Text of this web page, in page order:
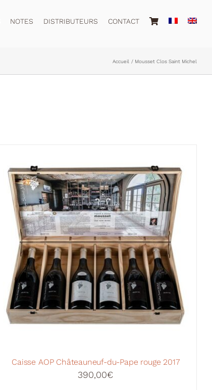
NOTES DISTRIBUTEURS CONTACT
Accueil Mousset Clos Saint Michel
Caisse AOP Châteauneuf-du-Pape rouge 2017
390,00€